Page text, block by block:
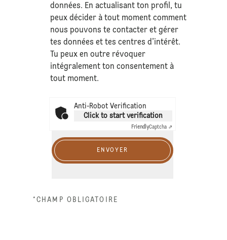
données. En actualisant ton profil, tu
peux décider à tout moment comment
nous pouvons te contacter et gérer
tes données et tes centres d’intérêt.
Tu peux en outre révoquer
intégralement ton consentement à
tout moment.
Anti-Robot Verification
Click to start verification
FriendlyCaptcha ⇗
ENVOYER
*CHAMP OBLIGATOIRE